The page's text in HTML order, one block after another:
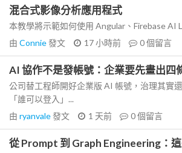
混合式影像分析應用程式
本教學將示範如何使用 Angular、Firebase AI
由 Connie發文 17 小時前 0個留言
AI 協作不是發帳號：企業要先畫出四
公司替工程師開好企業版 AI 帳號，治理其實
「誰可以登入」...
由 ryanvale發文 1 天前 0個留言
從 Prompt 到 Graph Engineering：